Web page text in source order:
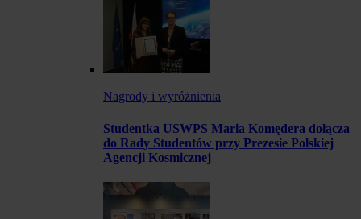
Nagrody i wyróżnienia
Studentka USWPS Maria Komędera dołącza
do Rady Studentów przy Prezesie Polskiej
Agencji Kosmicznej